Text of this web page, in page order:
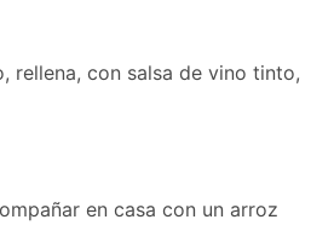
rellena, con salsa de vino tinto,
en casa con un arroz